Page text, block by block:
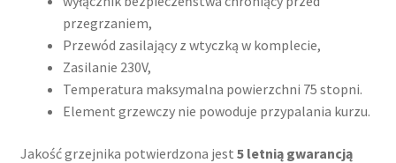
przegrzaniem,
Przewód zasilający z wtyczką w komplecie,
Zasilanie 230V,
Temperatura maksymalna powierzchni 75 stopni.
Element grzewczy nie powoduje przypalania kurzu.
Jakość grzejnika potwierdzona jest 5 letnią gwarancją